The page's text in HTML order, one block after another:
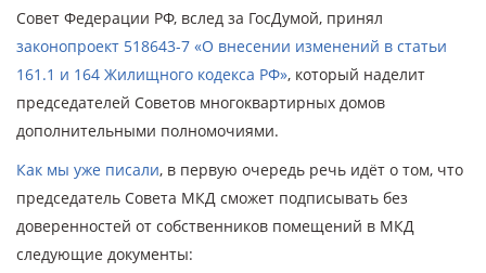
Совет Федерации РФ, вслед за ГосДумой, принял
законопроект 518643-7 «О внесении изменений в статьи
161.1 и 164 Жилищного кодекса РФ», который наделит
председателей Советов многоквартирных домов
дополнительными полномочиями.
Как мы уже писали, в первую очередь речь идёт о том, что
председатель Совета МКД сможет подписывать без
доверенностей от собственников помещений в МКД
следующие документы: